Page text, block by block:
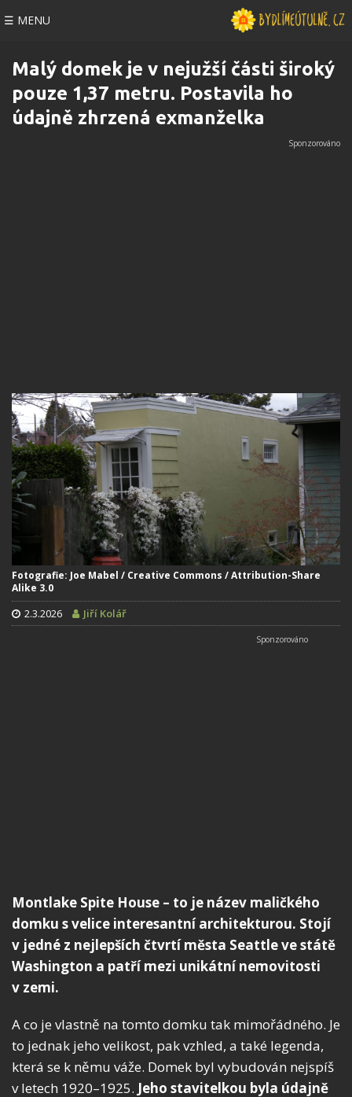
☰ MENU
Malý domek je v nejužší části široký
pouze 1,37 metru. Postavila ho
údajně zhrzená exmanželka
Fotografie: Joe Mabel / Creative Commons / Attribution-Share
Alike 3.0
2.3.2026 Jiří Kolář
Montlake Spite House – to je název maličkého
domku s velice interesantní architekturou. Stojí
v jedné z nejlepších čtvrtí města Seattle ve státě
Washington a patří mezi unikátní nemovitosti
v zemi.
A co je vlastně na tomto domku tak mimořádného. Je
to jednak jeho velikost, pak vzhled, a také legenda,
která se k němu váže. Domek byl vybudován nejspíš
v letech 1920–1925. Jeho stavitelkou byla údajně